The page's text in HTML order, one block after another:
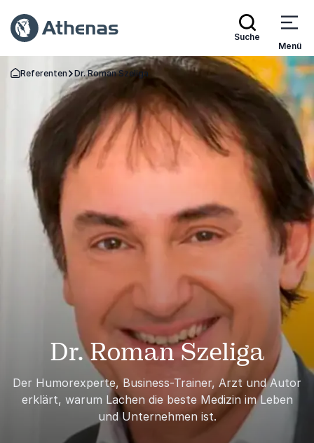
Suche
Menü
Zurück zur Startseite
Referenten Dr. Roman Szeliga
Dr. Roman Szeliga
Der Humorexperte, Business-Trainer, Arzt und Autor
erklärt, warum Lachen die beste Medizin im Leben
und Unternehmen ist.